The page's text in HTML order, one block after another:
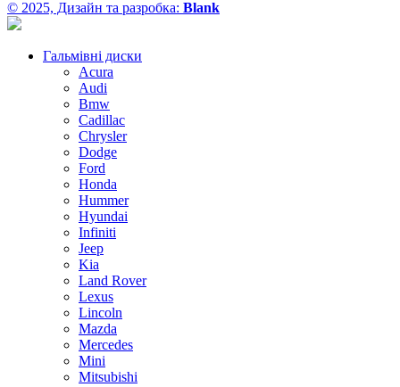
© 2025, Дизайн та разробка: Blank
Гальмівні диски
Acura
Audi
Bmw
Cadillac
Chrysler
Dodge
Ford
Honda
Hummer
Hyundai
Infiniti
Jeep
Kia
Land Rover
Lexus
Lincoln
Mazda
Mercedes
Mini
Mitsubishi